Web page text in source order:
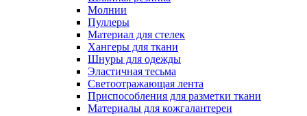
Молнии
Пуллеры
Материал для стелек
Хангеры для ткани
Шнуры для одежды
Эластичная тесьма
Светоотражающая лента
Приспособления для разметки ткани
Материалы для кожгалантереи